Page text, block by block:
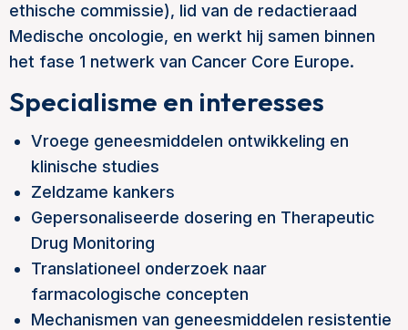
ethische commissie), lid van de redactieraad
Medische oncologie, en werkt hij samen binnen
het fase 1 netwerk van Cancer Core Europe.
Specialisme en interesses
Vroege geneesmiddelen ontwikkeling en
klinische studies
Zeldzame kankers
Gepersonaliseerde dosering en Therapeutic
Drug Monitoring
Translationeel onderzoek naar
farmacologische concepten
Mechanismen van geneesmiddelen resistentie